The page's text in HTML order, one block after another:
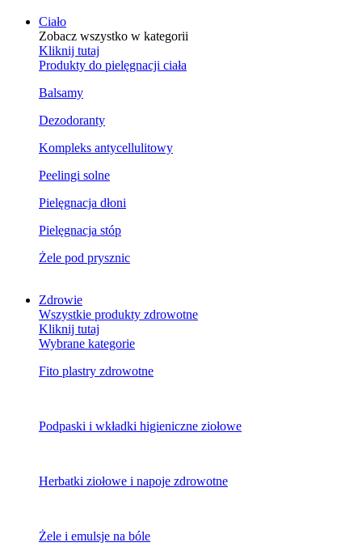
Ciało
Zobacz wszystko w kategorii
Kliknij tutaj
Produkty do pielęgnacji ciała
Balsamy
Dezodoranty
Kompleks antycellulitowy
Peelingi solne
Pielęgnacja dłoni
Pielęgnacja stóp
Żele pod prysznic
Zdrowie
Wszystkie produkty zdrowotne
Kliknij tutaj
Wybrane kategorie
Fito plastry zdrowotne
Podpaski i wkładki higieniczne ziołowe
Herbatki ziołowe i napoje zdrowotne
Żele i emulsje na bóle